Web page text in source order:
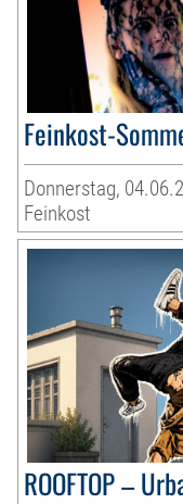
Feinkost-
Donnerstag,
Feinkost
ROOFTOP –